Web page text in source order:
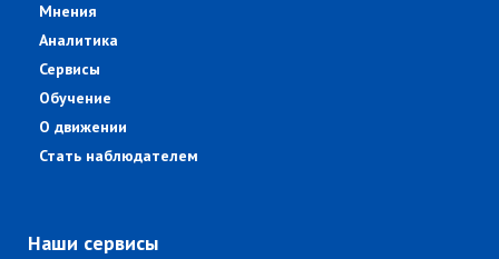
Мнения
Аналитика
Сервисы
Обучение
О движении
Стать наблюдателем
Наши сервисы